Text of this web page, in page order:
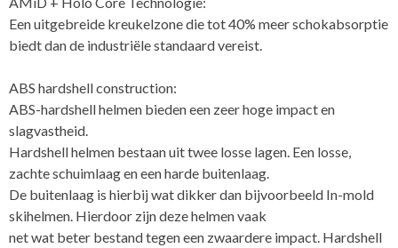
Een uitgebreide kreukelzone die tot 40% meer schokabsorptie
biedt dan de industriële standaard vereist.
ABS hardshell construction:
ABS-hardshell helmen bieden een zeer hoge impact en
slagvastheid.
Hardshell helmen bestaan uit twee losse lagen. Een losse,
zachte schuimlaag en een harde buitenlaag.
De buitenlaag is hierbij wat dikker dan bijvoorbeeld In-mold
skihelmen. Hierdoor zijn deze helmen vaak
net wat beter bestand tegen een zwaardere impact. Hardshell